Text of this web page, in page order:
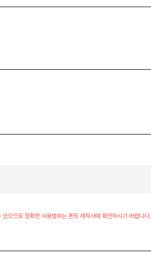
으므로 정확한 사용범위는 폰트 제작사에 확인하시기 바랍니다.